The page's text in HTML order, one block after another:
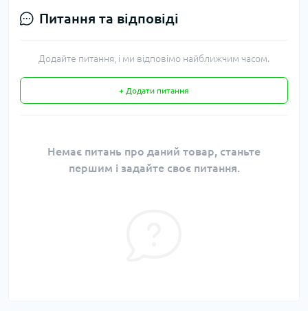
Питання та відповіді
Додайте питання, і ми відповімо найближчим часом.
+ Додати питання
Немає питань про даний товар, станьте
першим і задайте своє питання.